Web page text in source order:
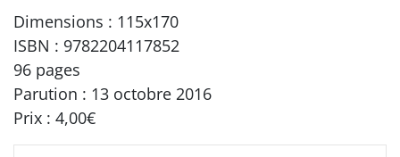
Dimensions : 115x170
ISBN : 9782204117852
96 pages
Parution : 13 octobre 2016
Prix : 4,00€